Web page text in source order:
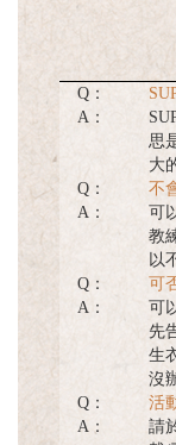
Q：
A：
思
大
Q：
不
A：
可
教
以
Q：
可
A：
可
先
生
沒
Q：
活
A：
請